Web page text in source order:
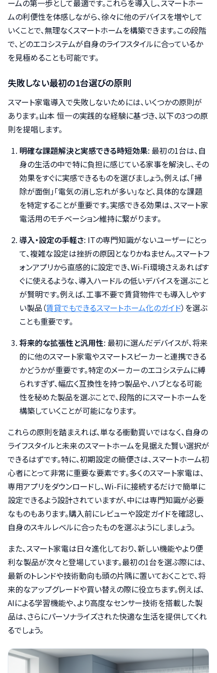
ームの第一歩として最適です。これらを導入し、スマートホー
ムの利便性を体感しながら、徐々に他のデバイスを増やして
いくことで、無理なくスマートホームを構築できます。この段階
で、どのエコシステムが自身のライフスタイルに合っているか
を見極めることも可能です。
失敗しない最初の1台選びの原則
スマート家電導入で失敗しないためには、いくつかの原則が
あります。山本 恒一の実践的な経験に基づき、以下の3つの原
則を提唱します。
明確な課題解決と実感できる時短効果: 最初の1台は、自
身の生活の中で特に負担に感じている家事を解決し、その
効果をすぐに実感できるものを選びましょう。例えば、「掃
除が面倒」「電気の消し忘れが多い」など、具体的な課題
を特定することが重要です。実感できる効果は、スマート家
電活用のモチベーション維持に繋がります。
導入・設定の手軽さ: ITの専門知識がないユーザーにとっ
て、複雑な設定は挫折の原因となりかねません。スマートフ
ォンアプリから直感的に設定でき、Wi-Fi環境さえあればす
ぐに使えるような、導入ハードルの低いデバイスを選ぶこと
が賢明です。例えば、工事不要で賃貸物件でも導入しやす
い製品（賃貸でもできるスマートホーム化のガイド）を選ぶ
ことも重要です。
将来的な拡張性と汎用性: 最初に選んだデバイスが、将来
的に他のスマート家電やスマートスピーカーと連携できる
かどうかが重要です。特定のメーカーのエコシステムに縛
られすぎず、幅広く互換性を持つ製品や、ハブとなる可能
性を秘めた製品を選ぶことで、段階的にスマートホームを
構築していくことが可能になります。
これらの原則を踏まえれば、単なる衝動買いではなく、自身の
ライフスタイルと未来のスマートホームを見据えた賢い選択が
できるはずです。特に、初期設定の簡便さは、スマートホーム初
心者にとって非常に重要な要素です。多くのスマート家電は、
専用アプリをダウンロードし、Wi-Fiに接続するだけで簡単に
設定できるよう設計されていますが、中には専門知識が必要
なものもあります。購入前にレビューや設定ガイドを確認し、
自身のスキルレベルに合ったものを選ぶようにしましょう。
また、スマート家電は日々進化しており、新しい機能やより便
利な製品が次々と登場しています。最初の1台を選ぶ際には、
最新のトレンドや技術動向も頭の片隅に置いておくことで、将
来的なアップグレードや買い替えの際に役立ちます。例えば、
AIによる学習機能や、より高度なセンサー技術を搭載した製
品は、さらにパーソナライズされた快適な生活を提供してくれ
るでしょう。